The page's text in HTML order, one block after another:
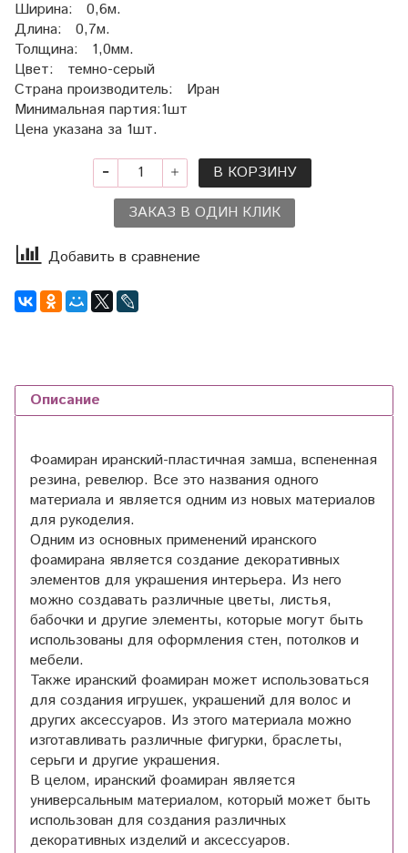
Ширина: 0,6м.
Длина: 0,7м.
Толщина: 1,0мм.
Цвет: темно-серый
Страна производитель: Иран
Минимальная партия:1шт
Цена указана за 1шт.
В КОРЗИНУ
ЗАКАЗ В ОДИН КЛИК
Добавить в сравнение
Описание
Фоамиран иранский-пластичная замша, вспененная
резина, ревелюр. Все это названия одного
материала и является одним из новых материалов
для рукоделия.
Одним из основных применений иранского
фоамирана является создание декоративных
элементов для украшения интерьера. Из него
можно создавать различные цветы, листья,
бабочки и другие элементы, которые могут быть
использованы для оформления стен, потолков и
мебели.
Также иранский фоамиран может использоваться
для создания игрушек, украшений для волос и
других аксессуаров. Из этого материала можно
изготавливать различные фигурки, браслеты,
серьги и другие украшения.
В целом, иранский фоамиран является
универсальным материалом, который может быть
использован для создания различных
декоративных изделий и аксессуаров.